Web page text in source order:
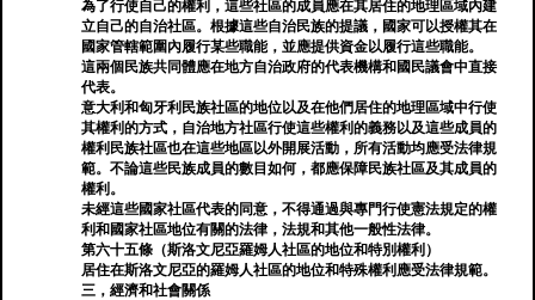
為了行使自己的權利，這些社區的成員應在其居住的地理區域內建
立自己的自治社區。根據這些自治民族的提議，國家可以授權其在
國家管轄範圍內履行某些職能，並應提供資金以履行這些職能。
這兩個民族共同體應在地方自治政府的代表機構和國民議會中直接
代表。
意大利和匈牙利民族社區的地位以及在他們居住的地理區域中行使
其權利的方式，自治地方社區行使這些權利的義務以及這些成員的
權利民族社區也在這些地區以外開展活動，所有活動均應受法律規
範。不論這些民族成員的數目如何，都應保障民族社區及其成員的
權利。
未經這些國家社區代表的同意，不得通過與專門行使憲法規定的權
利和國家社區地位有關的法律，法規和其他一般性法律。
第六十五條（斯洛文尼亞羅姆人社區的地位和特別權利）
居住在斯洛文尼亞的羅姆人社區的地位和特殊權利應受法律規範。
三，經濟和社會關係